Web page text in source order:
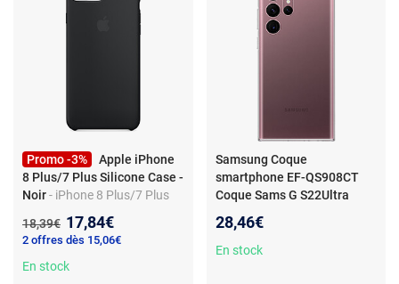
Promo -3%
Apple iPhone
8 Plus/7 Plus Silicone Case -
Noir- iPhone 8 Plus/7 Plus
Ancien prix :
18,39€ Nouveau prix :
17,84€
2 offres dès 15,06€
En stock
Samsung Coque
smartphone EF-QS908CT
Coque Sams G S22Ultra
Coque transparente S22
ULTRA
28,46€
En stock